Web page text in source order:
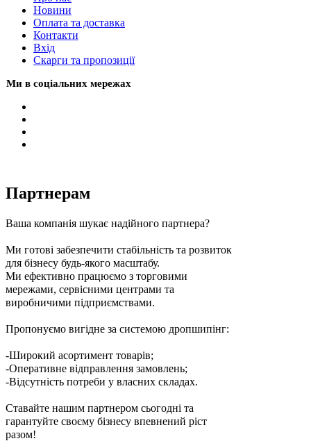
Новини
Оплата та доставка
Контакти
Вхiд
Скарги та пропозиції
Ми в соціальних мережах
Партнерам
Ваша компанія шукає надійного партнера?
Ми готові забезпечити стабільність та розвиток
для бізнесу будь-якого масштабу.
Ми ефективно працюємо з торговими
мережами, сервісними центрами та
виробничими підприємствами.
Пропонуємо вигідне за системою дропшипінг:
-Широкий асортимент товарів;
-Оперативне відправлення замовлень;
-Відсутність потреби у власних складах.
Ставайте нашим партнером сьогодні та
гарантуйте своєму бізнесу впевнений ріст
разом!